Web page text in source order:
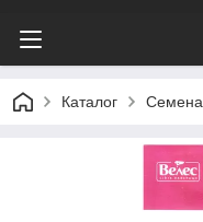
Каталог Семена